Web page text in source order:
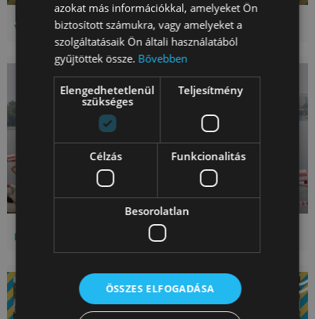
Valyo!Rakpart ~ IX. hétvége ~ Vakáció
Ismét megnyílt a szabadstrand az Árasztó-parton
azokat más információkkal, amelyeket Ön
biztosított számukra, vagy amelyeket a
szolgáltatásaik Ön általi használatából
gyűjtöttek össze. Bővebben
Elengedhetetlenül
szükséges
Teljesítmény
Célzás Funkcionalitás
Besorolatlan
ÖSSZES ELFOGADÁSA